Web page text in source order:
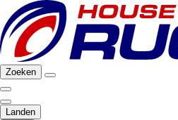
Zoeken
Landen